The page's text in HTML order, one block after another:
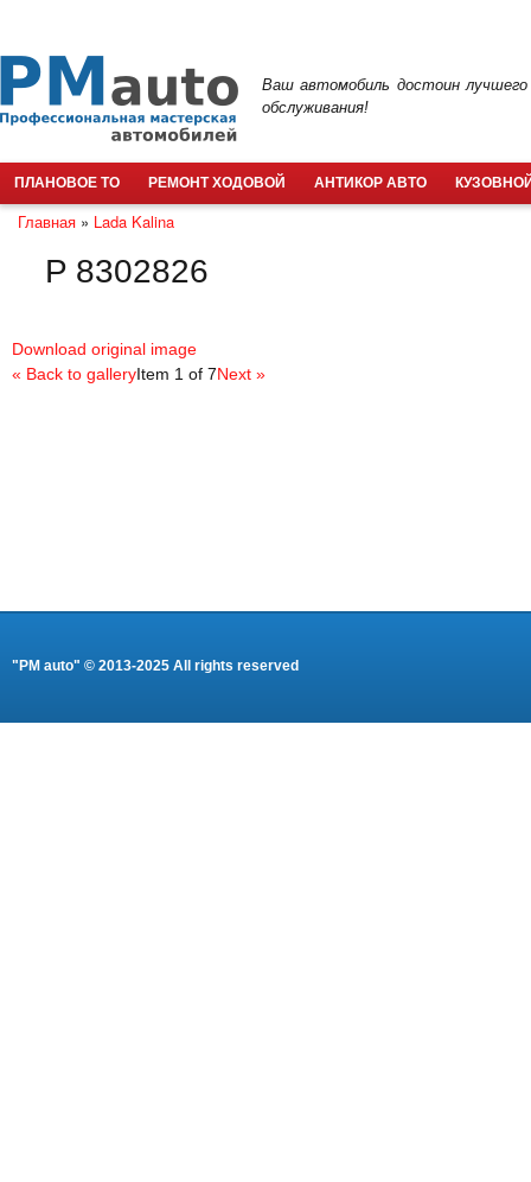
PMauto
Ваш автомобиль достоин лучшего
обслуживания!
ПЛАНОВОЕ ТО РЕМОНТ ХОДОВОЙ АНТИКОР АВТО
Главная » Lada Kalina
P 8302826
Download original image
« Back to galleryItem 1 of 7Next »
"PM auto" © 2013-2025 All rights reserved